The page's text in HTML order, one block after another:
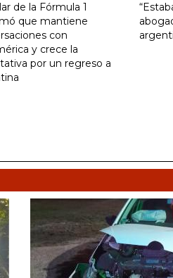
de la Fórmula 1
que mantiene
con
y crece la
por un regreso a